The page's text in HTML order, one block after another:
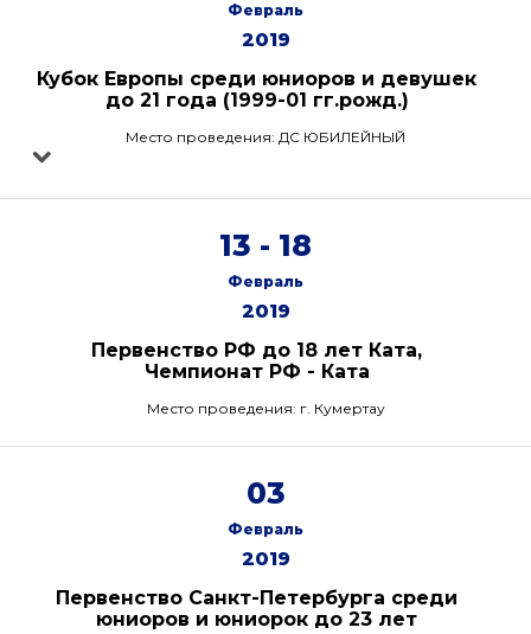
Февраль
2019
Кубок Европы среди юниоров и девушек
до 21 года (1999-01 гг.рожд.)
Место проведения: ДС ЮБИЛЕЙНЫЙ
13 - 18
Февраль
2019
Первенство РФ до 18 лет Ката,
Чемпионат РФ - Ката
Место проведения: г. Кумертау
03
Февраль
2019
Первенство Санкт-Петербурга среди
юниоров и юниорок до 23 лет